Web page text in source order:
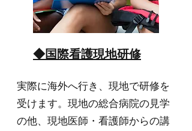
◆国際看護現地研修
実際に海外へ行き、現地で研修を
受けます。現地の総合病院の見学
の他、現地医師・看護師からの講